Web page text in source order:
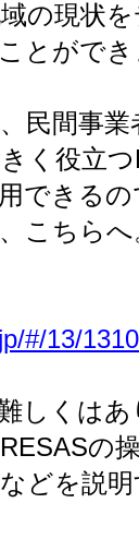
の現状
とがで
民間事業
く役立
できるの
こちらへ
#/13/
しくは
の
どを説